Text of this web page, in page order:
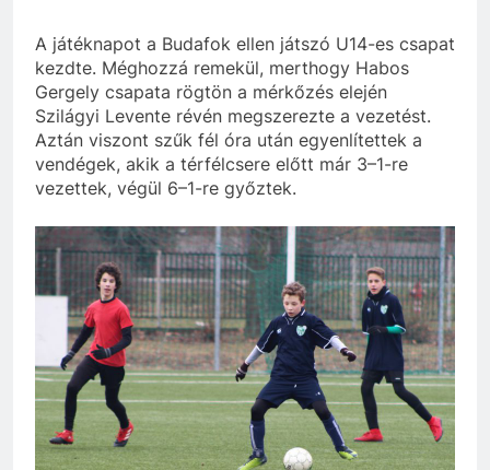
A játéknapot a Budafok ellen játszó U14-es csapat
kezdte. Méghozzá remekül, merthogy Habos
Gergely csapata rögtön a mérkőzés elején
Szilágyi Levente révén megszerezte a vezetést.
Aztán viszont szűk fél óra után egyenlítettek a
vendégek, akik a térfélcsere előtt már 3–1-re
vezettek, végül 6–1-re győztek.